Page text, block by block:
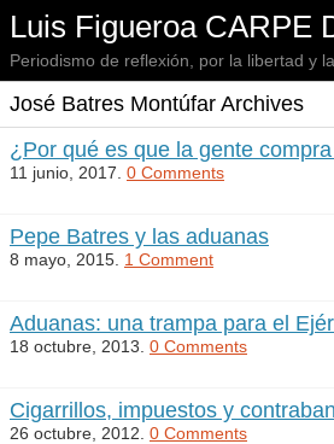
Luis Figueroa CARPE
Periodismo de reflexión, por la libertad y
José Batres Montúfar Archives
¿Por qué es que la gente compra
11 junio, 2017. 0 Comments
Pepe Batres y las aduanas
8 mayo, 2015. 1 Comment
Aduanas: una trampa para el
18 octubre, 2013. 0 Comments
Cigarrillos, impuestos y
26 octubre, 2012. 0 Comments